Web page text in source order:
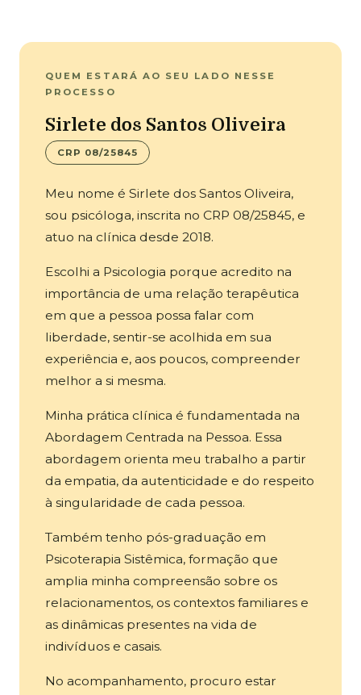
QUEM ESTARÁ AO SEU LADO NESSE
PROCESSO
Sirlete dos Santos Oliveira
CRP 08/25845
Meu nome é Sirlete dos Santos Oliveira,
sou psicóloga, inscrita no CRP 08/25845, e
atuo na clínica desde 2018.
Escolhi a Psicologia porque acredito na
importância de uma relação terapêutica
em que a pessoa possa falar com
liberdade, sentir-se acolhida em sua
experiência e, aos poucos, compreender
melhor a si mesma.
Minha prática clínica é fundamentada na
Abordagem Centrada na Pessoa. Essa
abordagem orienta meu trabalho a partir
da empatia, da autenticidade e do respeito
à singularidade de cada pessoa.
Também tenho pós-graduação em
Psicoterapia Sistêmica, formação que
amplia minha compreensão sobre os
relacionamentos, os contextos familiares e
as dinâmicas presentes na vida de
indivíduos e casais.
No acompanhamento, procuro estar